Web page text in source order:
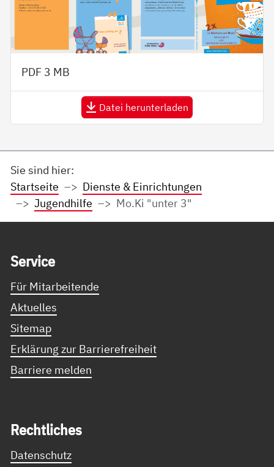
PDF 3 MB
Datei herunterladen
Sie sind hier:
Startseite
Dienste & Einrichtungen
Jugendhilfe
Mo.Ki "unter 3"
Ser­vice
Für Mitarbeitende
Aktuelles
Sitemap
Erklärung zur Barrierefreiheit
Barriere melden
Recht­li­ches
Datenschutz